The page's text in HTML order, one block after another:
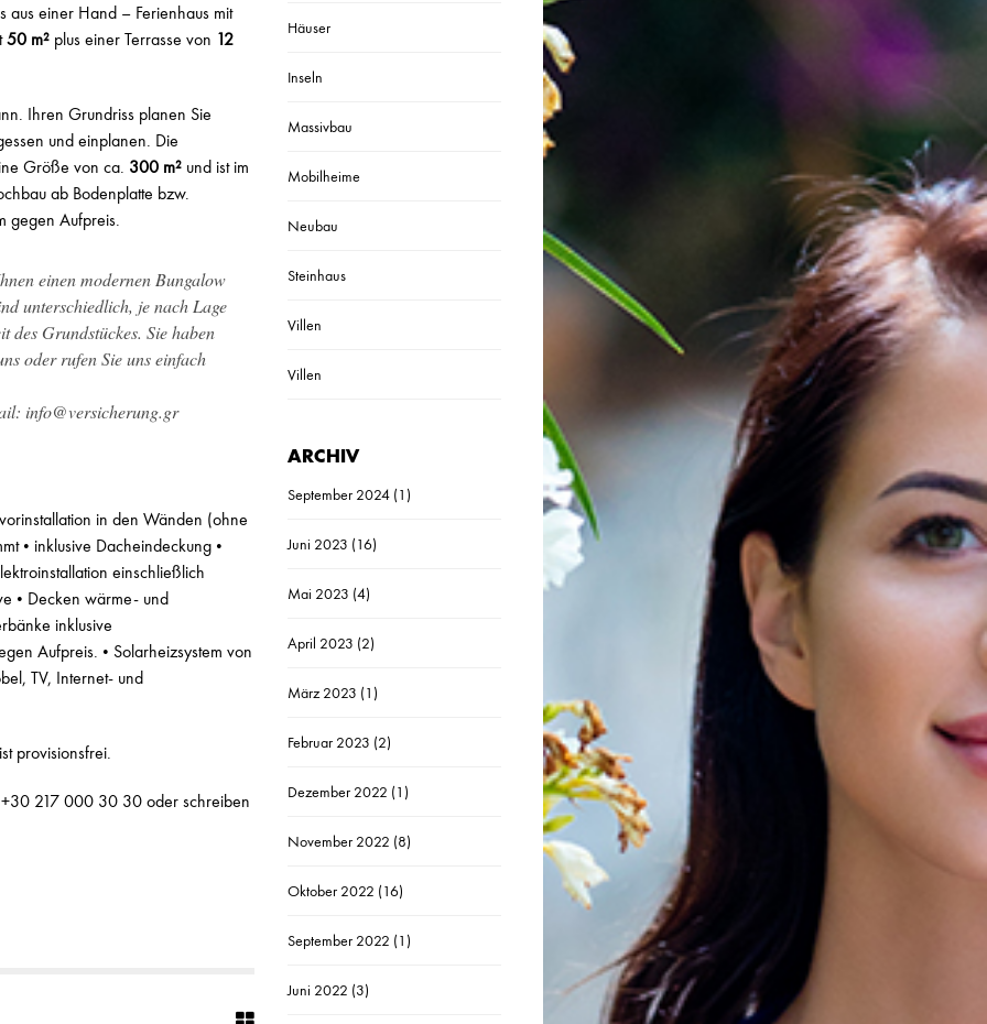
aus einer Hand – Ferienhaus mit
50 m²plus einer Terrasse von 12
Ihren Grundriss planen Sie
und einplanen. Die
Größe von ca. 300 m² und ist im
ab Bodenplatte bzw.
gegen Aufpreis.
einen modernen Bungalow
unterschiedlich, je nach Lage
des Grundstückes. Sie haben
oder rufen Sie uns einfach
info@versicherung.gr
in den Wänden (ohne
• inklusive Dacheindeckung •
einschließlich
• Decken wärme- und
inklusive
Aufpreis. • Solarheizsystem von
TV, Internet- und
provisionsfrei.
+30 217 000 30 30 oder schreiben
Häuser
Inseln
Massivbau
Mobilheime
Neubau
Steinhaus
Villen
Villen
ARCHIV
September 2024 (1)
Juni 2023 (16)
Mai 2023 (4)
April 2023 (2)
März 2023 (1)
Februar 2023 (2)
Dezember 2022 (1)
November 2022 (8)
Oktober 2022 (16)
September 2022 (1)
Juni 2022 (3)